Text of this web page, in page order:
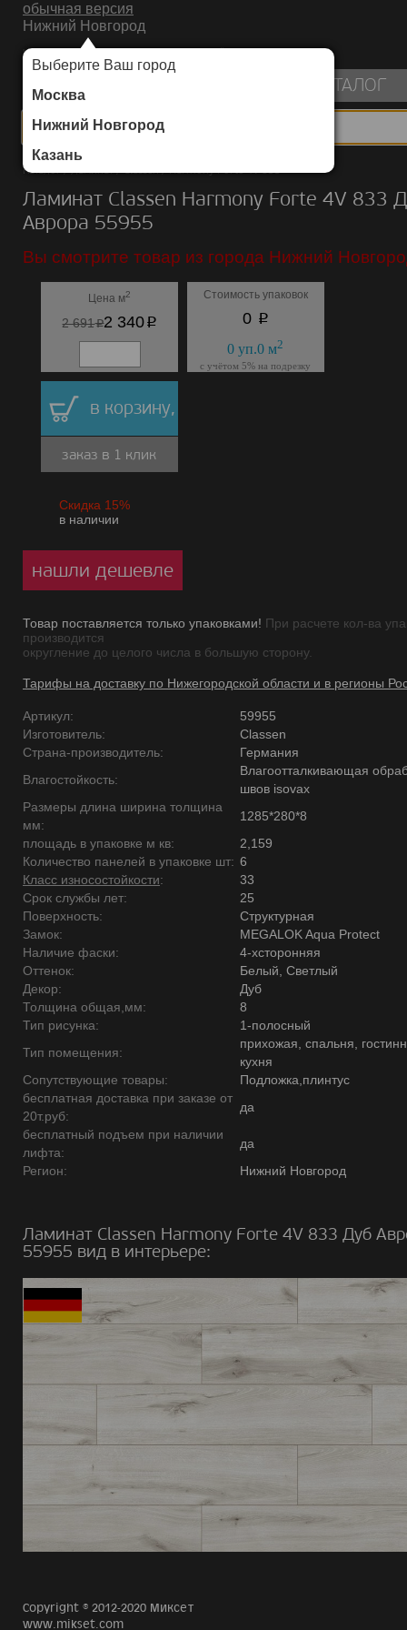
обычная версия
Нижний Новгород
Выберите Ваш город
Москва
Нижний Новгород
Казань
ИНТЕРНЕТ-МАГАЗИН НАПОЛЬНЫХ ПОКРЫТИЙ
КАТАЛОГ
Каталог/Ламинат/Classen/Harmony Forte 4V 833
Ламинат Classen Harmony Forte 4V 833
Аврора 55955
Вы смотрите товар из города Нижний
Цена м2
2 691p2 340p
Стоимость упаковок
0 p
0 уп.0 м2
с учётом 5% на подрезку
в корзину,
заказ в 1 клик
Скидка 15%
в наличии
нашли дешевле
Товар поставляется только упаковками! При расчете кол-ва
производится
округление до целого числа в большую сторону.
Тарифы на доставку по Нижегородской области и в регионы
Артикул:
59955
Изготовитель:
Classen
Страна-производитель:
Германия
Влагостойкость:
Влагоотталкивающая
швов isovax
Размеры длина ширина толщина
мм:
1285*280*8
площадь в упаковке м кв:
2,159
Количество панелей в упаковке шт: 6
Класс износостойкости:
33
Срок службы лет:
25
Поверхность:
Структурная
Замок:
MEGALOK Aqua Protect
Наличие фаски:
4-хсторонняя
Оттенок:
Белый, Светлый
Декор:
Дуб
Толщина общая,мм:
8
Тип рисунка:
1-полосный
Тип помещения:
прихожая, спальня,
кухня
Сопутствующие товары:
Подложка,плинтус
бесплатная доставка при заказе от
20т.руб:
да
бесплатный подъем при наличии
лифта:
да
Регион:
Нижний Новгород
Ламинат Classen Harmony Forte 4V 833 Дуб
55955 вид в интерьере:
Copyright © 2012-2020 Миксет
www.mikset.com